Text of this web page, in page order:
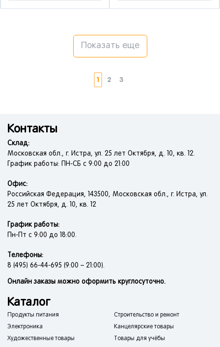
Показать еще
1 2 3
Контакты
Склад:
Московская обл., г. Истра, ул. 25 лет Октября, д. 10, кв. 12.
График работы: ПН-СБ с 9:00 до 21:00
Офис:
Российская Федерация, 143500, Московская обл., г. Истра, ул.
25 лет Октября, д. 10, кв. 12
График работы:
Пн-Пт с 9:00 до 18:00.
Телефоны:
8 (495) 66-44-695 (9:00 – 21:00).
Онлайн заказы можно оформить круглосуточно.
Каталог
Продукты питания
Строительство и ремонт
Электроника
Канцелярские товары
Художественные товары
Товары для учёбы